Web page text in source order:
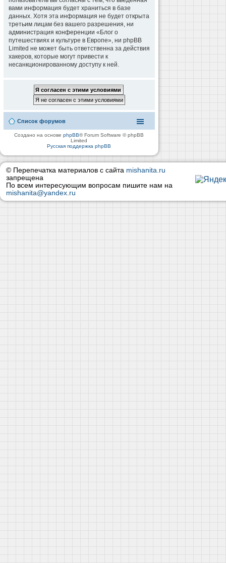
вами информация будет храниться в базе
данных. Хотя эта информация не будет открыта
третьим лицам без вашего разрешения, ни
администрация конференции «Блог о
путешествиях и культуре в Европе», ни phpBB
Limited не может быть ответственна за действия
хакеров, которые могут привести к
несанкционированному доступу к ней.
Список форумов
Создано на основеphpBB® Forum Software © phpBB
Limited
Русская поддержка phpBB
© Перепечатка материалов с сайта mishanita.ru
запрещена
По всем интересующим вопросам пишите нам на
mishanita@yandex.ru